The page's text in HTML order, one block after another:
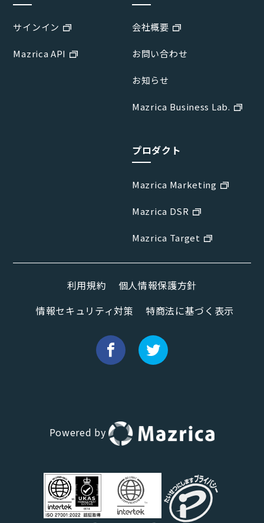
サインイン
Mazrica API
会社概要
お問い合わせ
お知らせ
Mazrica Business Lab.
プロダクト
Mazrica Marketing
Mazrica DSR
Mazrica Target
利用規約
個人情報保護方針
情報セキュリティ対策
特商法に基づく表示
Powered by